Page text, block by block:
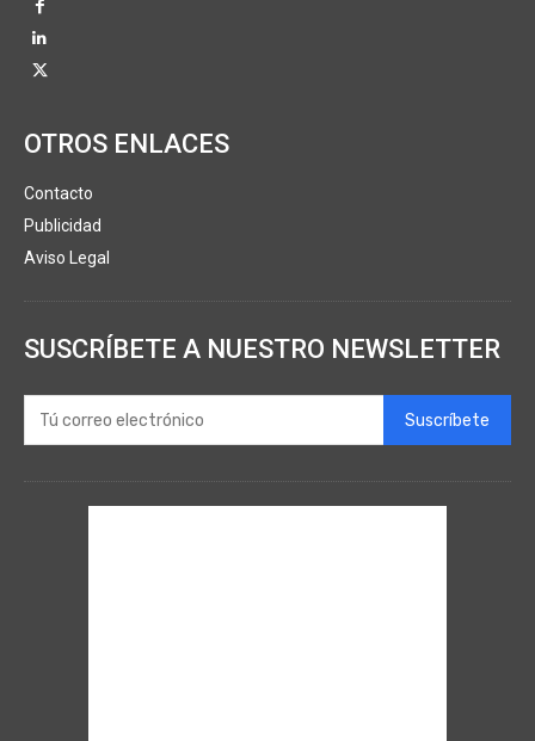
OTROS ENLACES
Contacto
Publicidad
Aviso Legal
SUSCRÍBETE A NUESTRO NEWSLETTER
Suscríbete